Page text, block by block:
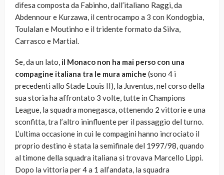
difesa composta da Fabinho, dall’italiano Raggi, da
Abdennour e Kurzawa, il centrocampo a 3 con Kondogbia,
Toulalan e Moutinho e il tridente formato da Silva,
Carrasco e Martial.
Se, da un lato, il Monaco non ha mai perso con una
compagine italiana tra le mura amiche (sono 4 i
precedenti allo Stade Louis II), la Juventus, nel corso della
sua storia ha affrontato 3 volte, tutte in Champions
League, la squadra monegasca, ottenendo 2 vittorie e una
sconfitta, tra l’altro ininfluente per il passaggio del turno.
L’ultima occasione in cui le compagini hanno incrociato il
proprio destino è stata la semifinale del 1997/98, quando
al timone della squadra italiana si trovava Marcello Lippi.
Dopo la vittoria per 4 a 1 all’andata, la squadra